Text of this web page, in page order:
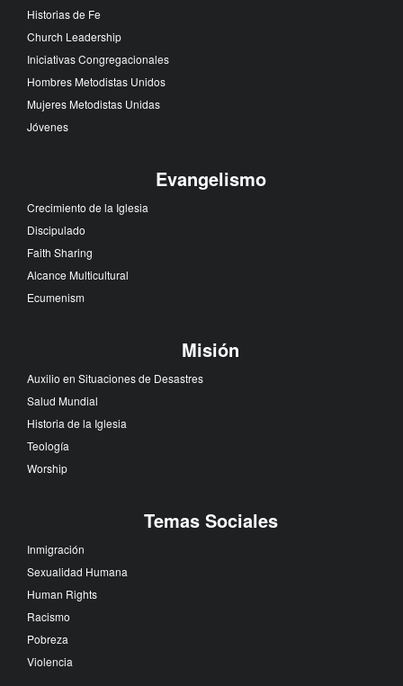
Historias de Fe
Church Leadership
Iniciativas Congregacionales
Hombres Metodistas Unidos
Mujeres Metodistas Unidas
Jóvenes
Evangelismo
Crecimiento de la Iglesia
Discipulado
Faith Sharing
Alcance Multicultural
Ecumenism
Misión
Auxilio en Situaciones de Desastres
Salud Mundial
Historia de la Iglesia
Teología
Worship
Temas Sociales
Inmigración
Sexualidad Humana
Human Rights
Racismo
Pobreza
Violencia